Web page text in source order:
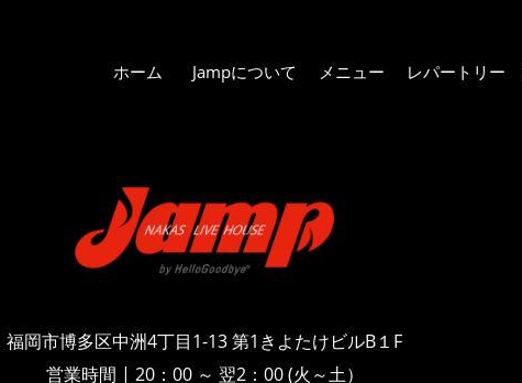
ホーム Jampについて メニュー レパートリー
福岡市博多区中洲4丁目1-13第1きよたけビルB１F
営業時間 | 20：00 ～ 翌2：00 (火～土）